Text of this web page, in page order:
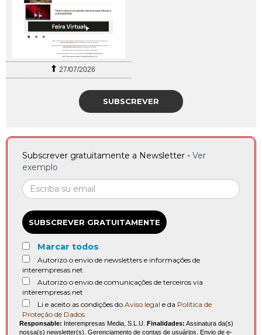
27/07/2026
SUBSCREVER
Subscrever gratuitamente a Newsletter - Ver
exemplo
SUBSCREVER GRATUITAMENTE
Marcar todos
Autorizo o envio de newsletters e informações de
interempresas.net
Autorizo o envio de comunicações de terceiros via
interempresas.net
Li e aceito as condições do Aviso legal e da Política de
Proteção de Dados
Responsable: Interempresas Media, S.L.U. Finalidades: Assinatura da(s)
nossa(s) newsletter(s). Gerenciamento de contas de usuários. Envio de e-